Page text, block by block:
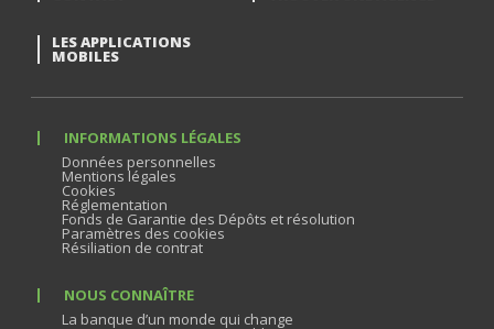
LES APPLICATIONS
MOBILES
INFORMATIONS LÉGALES
Données personnelles
Mentions légales
Cookies
Réglementation
Fonds de Garantie des Dépôts et résolution
Paramètres des cookies
Résiliation de contrat
NOUS CONNAÎTRE
La banque d’un monde qui change